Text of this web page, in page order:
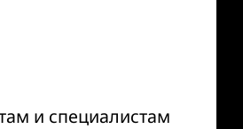
и специалистам